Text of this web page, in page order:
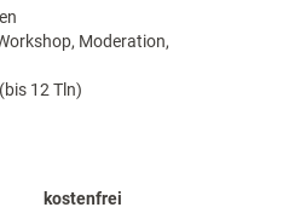
Moderation,
12 Tln)
kostenfrei